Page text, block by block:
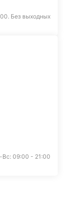
Без выходных
Вс: 09:00 - 21:00